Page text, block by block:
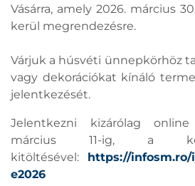
Vásárra, amely 2026. március
kerül megrendezésre.
Várjuk a húsvéti ünnepkörhöz
vagy dekorációkat kínáló
jelentkezését.
Jelentkezni kizárólag
március 11-ig, a
kitöltésével: https://infosm.ro/
e2026